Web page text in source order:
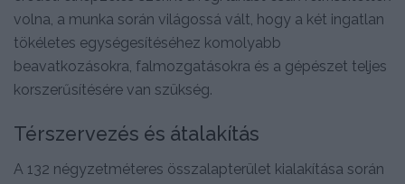
volna, a munka során világossá vált, hogy a két ingatlan
tökéletes egységesítéséhez komolyabb
beavatkozásokra, falmozgatásokra és a gépészet teljes
korszerűsítésére van szükség.
Térszervezés és átalakítás
A 132 négyzetméteres összalapterület kialakítása során